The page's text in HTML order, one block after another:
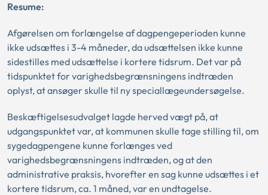
Resume:
Afgørelsen om forlængelse af dagpengeperioden kunne
ikke udsættes i 3-4 måneder, da udsættelsen ikke kunne
sidestilles med udsættelse i kortere tidsrum. Det var på
tidspunktet for varighedsbegrænsningens indtræden
oplyst, at ansøger skulle til ny speciallægeundersøgelse.
Beskæftigelsesudvalget lagde herved vægt på, at
udgangspunktet var, at kommunen skulle tage stilling til, om
sygedagpengene kunne forlænges ved
varighedsbegrænsningens indtræden, og at den
administrative praksis, hvorefter en sag kunne udsættes i et
kortere tidsrum, ca. 1 måned, var en undtagelse.